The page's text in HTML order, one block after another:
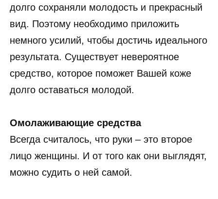
долго сохраняли молодость и прекрасный
вид. Поэтому необходимо приложить
немного усилий, чтобы достичь идеального
результата. Существует невероятное
средство, которое поможет Вашей коже
долго оставаться молодой.
Омолаживающие средства
Всегда считалось, что руки – это второе
лицо женщины. И от того как они выглядят,
можно судить о ней самой.